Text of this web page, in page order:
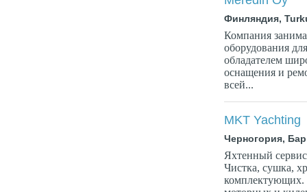
Финляндия,
Компания
оборудования
обладателем
оснащения и
всей...
MKT Yachting
Черногория, Бар
Яхтенный
Чистка, сушка,
комплектующих.